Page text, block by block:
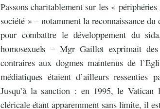
Passons charitablement sur les «
société » – notamment la reconnaissance
pour combattre le développement du
homosexuels – Mgr Gaillot exprimait
contraires aux dogmes maintenus de
médiatiques étaient d’ailleurs ressenties
Jusqu’à la sanction : en 1995, le Vatican
cléricale étant apparemment sans limite, il